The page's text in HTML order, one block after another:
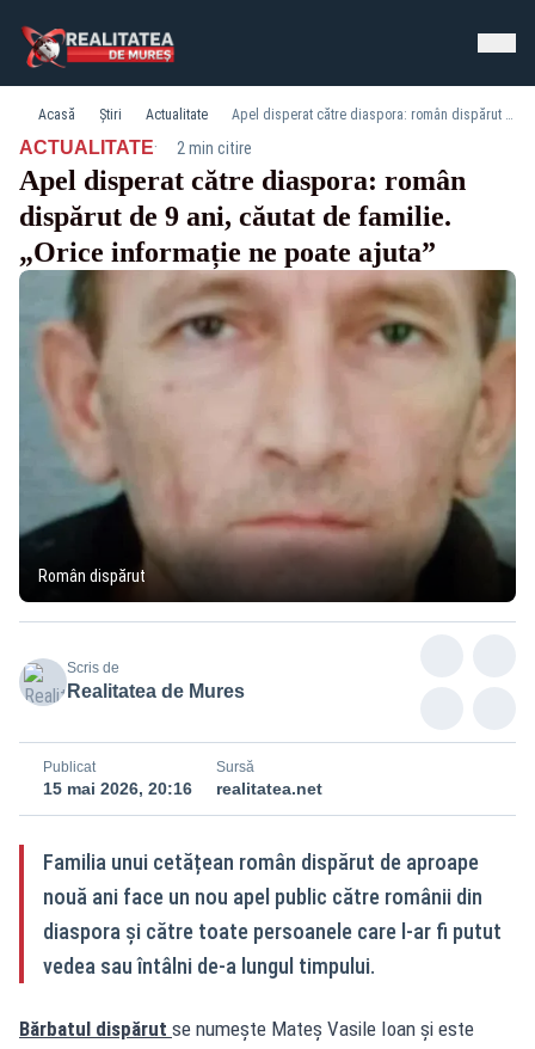
Acasă Știri Actualitate Apel disperat către diaspora: român dispărut de 9 ani, căutat de familie. „Orice informație ne poate ajuta”
ACTUALITATE· 2 min citire
Apel disperat către diaspora: român
dispărut de 9 ani, căutat de familie.
„Orice informație ne poate ajuta”
Român dispărut
Scris de
Realitatea de Mures
Publicat
15 mai 2026, 20:16
Sursă
realitatea.net
Familia unui cetățean român dispărut de aproape
nouă ani face un nou apel public către românii din
diaspora și către toate persoanele care l-ar fi putut
vedea sau întâlni de-a lungul timpului.
Bărbatul dispărut se numește Mateș Vasile Ioan și este